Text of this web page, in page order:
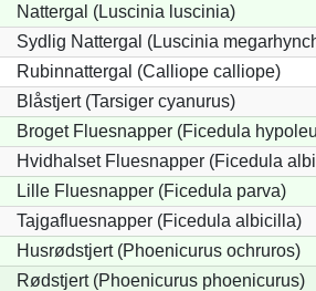
Nattergal (Luscinia luscinia)
Sydlig Nattergal (Luscinia
Rubinnattergal (Calliope calliope)
Blåstjert (Tarsiger cyanurus)
Broget Fluesnapper (Ficedula
Hvidhalset Fluesnapper (Ficedula
Lille Fluesnapper (Ficedula parva)
Tajgafluesnapper (Ficedula albicilla)
Husrødstjert (Phoenicurus ochruros)
Rødstjert (Phoenicurus phoenicurus)